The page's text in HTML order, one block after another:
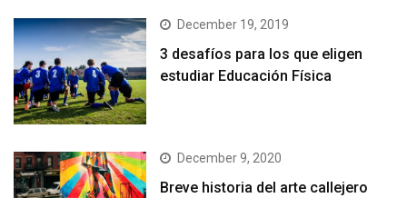
December 19, 2019
3 desafíos para los que eligen
estudiar Educación Física
December 9, 2020
Breve historia del arte callejero